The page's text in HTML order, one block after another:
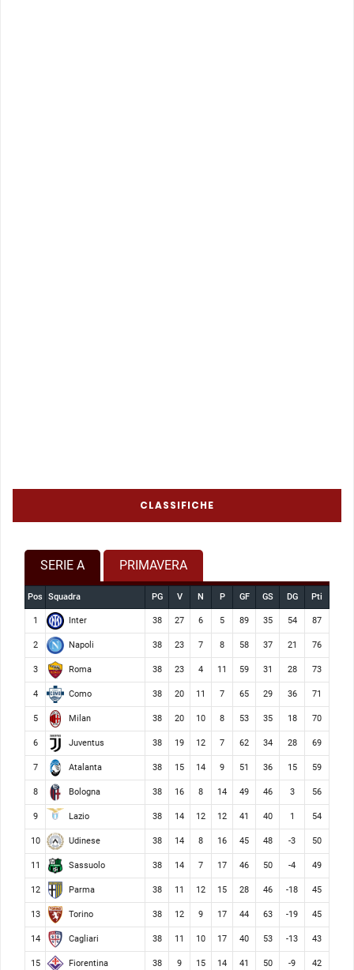
CLASSIFICHE
SERIE A PRIMAVERA
Pos Squadra PG V N P GF GS DG Pti
1 Inter 38 27 6 5 89 35 54 87
2 Napoli 38 23 7 8 58 37 21 76
3 Roma 38 23 4 11 59 31 28 73
4 Como 38 20 11 7 65 29 36 71
5 Milan 38 20 10 8 53 35 18 70
6 Juventus 38 19 12 7 62 34 28 69
7 Atalanta 38 15 14 9 51 36 15 59
8 Bologna 38 16 8 14 49 46 3 56
9 Lazio 38 14 12 12 41 40 1 54
10 Udinese 38 14 8 16 45 48 -3 50
11 Sassuolo 38 14 7 17 46 50 -4 49
12 Parma 38 11 12 15 28 46 -18 45
13 Torino 38 12 9 17 44 63 -19 45
14 Cagliari 38 11 10 17 40 53 -13 43
15 Fiorentina 38 9 15 14 41 50 -9 42